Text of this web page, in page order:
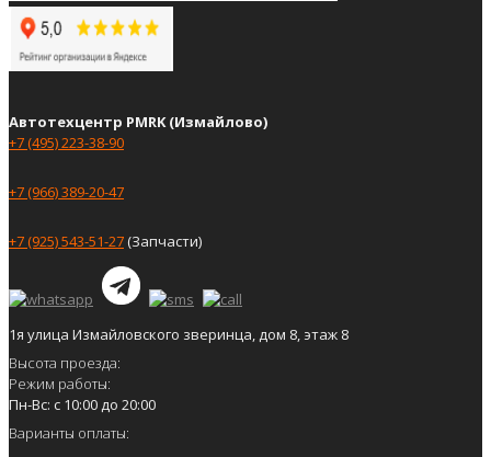
Автотехцентр PMRK (Измайлово)
+7 (495) 223-38-90
+7 (966) 389-20-47
+7 (925) 543-51-27(Запчасти)
1я улица Измайловского зверинца, дом 8, этаж 8
Высота проезда:
Режим работы:
Пн-Вс: с 10:00 до 20:00
Варианты оплаты: